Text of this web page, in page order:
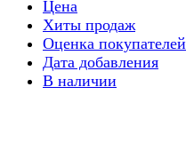
Цена
Хиты продаж
Оценка покупателей
Дата добавления
В наличии